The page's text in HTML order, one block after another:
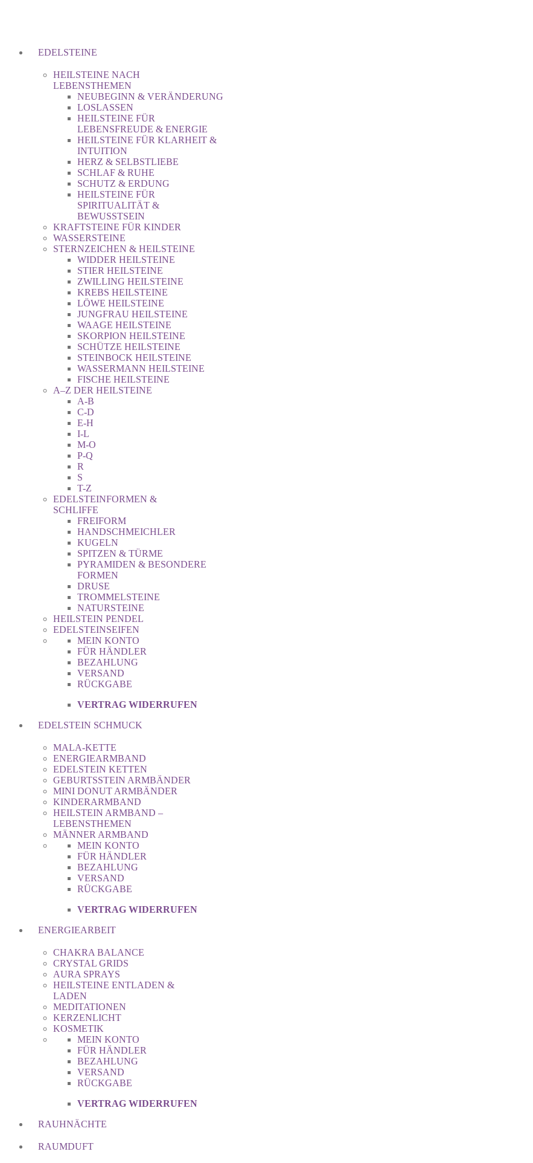
EDELSTEINE
HEILSTEINE NACH
LEBENSTHEMEN
NEUBEGINN & VERÄNDERUNG
LOSLASSEN
HEILSTEINE FÜR
LEBENSFREUDE & ENERGIE
HEILSTEINE FÜR KLARHEIT &
INTUITION
HERZ & SELBSTLIEBE
SCHLAF & RUHE
SCHUTZ & ERDUNG
HEILSTEINE FÜR
SPIRITUALITÄT &
BEWUSSTSEIN
KRAFTSTEINE FÜR KINDER
WASSERSTEINE
STERNZEICHEN & HEILSTEINE
WIDDER HEILSTEINE
STIER HEILSTEINE
ZWILLING HEILSTEINE
KREBS HEILSTEINE
LÖWE HEILSTEINE
JUNGFRAU HEILSTEINE
WAAGE HEILSTEINE
SKORPION HEILSTEINE
SCHÜTZE HEILSTEINE
STEINBOCK HEILSTEINE
WASSERMANN HEILSTEINE
FISCHE HEILSTEINE
A–Z DER HEILSTEINE
A-B
C-D
E-H
I-L
M-O
P-Q
R
S
T-Z
EDELSTEINFORMEN &
SCHLIFFE
FREIFORM
HANDSCHMEICHLER
KUGELN
SPITZEN & TÜRME
PYRAMIDEN & BESONDERE
FORMEN
DRUSE
TROMMELSTEINE
NATURSTEINE
HEILSTEIN PENDEL
EDELSTEINSEIFEN
MEIN KONTO
FÜR HÄNDLER
BEZAHLUNG
VERSAND
RÜCKGABE
VERTRAG WIDERRUFEN
EDELSTEIN SCHMUCK
MALA-KETTE
ENERGIEARMBAND
EDELSTEIN KETTEN
GEBURTSSTEIN ARMBÄNDER
MINI DONUT ARMBÄNDER
KINDERARMBAND
HEILSTEIN ARMBAND –
LEBENSTHEMEN
MÄNNER ARMBAND
MEIN KONTO
FÜR HÄNDLER
BEZAHLUNG
VERSAND
RÜCKGABE
VERTRAG WIDERRUFEN
ENERGIEARBEIT
CHAKRA BALANCE
CRYSTAL GRIDS
AURA SPRAYS
HEILSTEINE ENTLADEN &
LADEN
MEDITATIONEN
KERZENLICHT
KOSMETIK
MEIN KONTO
FÜR HÄNDLER
BEZAHLUNG
VERSAND
RÜCKGABE
VERTRAG WIDERRUFEN
RAUHNÄCHTE
RAUMDUFT